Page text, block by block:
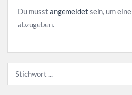
Du musst angemeldet sein, um
abzugeben.